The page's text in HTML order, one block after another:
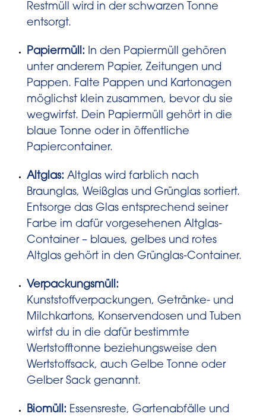
Restmüll wird in der schwarzen Tonne
entsorgt.
Papiermüll: In den Papiermüll gehören
unter anderem Papier, Zeitungen und
Pappen. Falte Pappen und Kartonagen
möglichst klein zusammen, bevor du sie
wegwirfst. Dein Papiermüll gehört in die
blaue Tonne oder in öffentliche
Papiercontainer.
Altglas: Altglas wird farblich nach
Braunglas, Weißglas und Grünglas sortiert.
Entsorge das Glas entsprechend seiner
Farbe im dafür vorgesehenen Altglas-
Container – blaues, gelbes und rotes
Altglas gehört in den Grünglas-Container.
Verpackungsmüll:
Kunststoffverpackungen, Getränke- und
Milchkartons, Konservendosen und Tuben
wirfst du in die dafür bestimmte
Wertstofftonne beziehungsweise den
Wertstoffsack, auch Gelbe Tonne oder
Gelber Sack genannt.
Biomüll: Essensreste, Gartenabfälle und